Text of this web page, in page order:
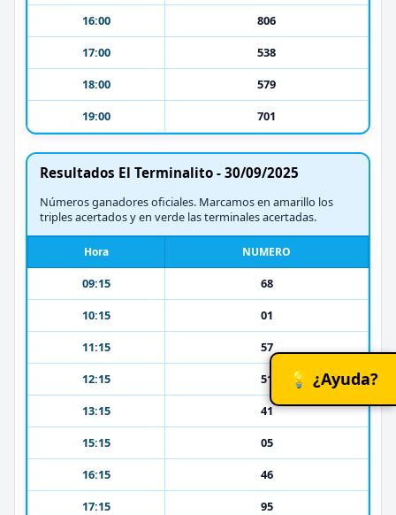
16:00
806
17:00
538
18:00
579
19:00
701
Resultados El Terminalito - 30/09/2025
Números ganadores oficiales. Marcamos en amarillo los
triples acertados y en verde las terminales acertadas.
Hora NUMERO
09:15
68
10:15
01
11:15
57
12:15
51
13:15
41
15:15
05
16:15
46
17:15
95
💡 ¿Ayuda?